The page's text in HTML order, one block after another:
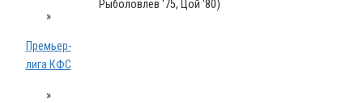
»
Премьер-
лига КФС
»
Рыболовлев '75, Цой '80)